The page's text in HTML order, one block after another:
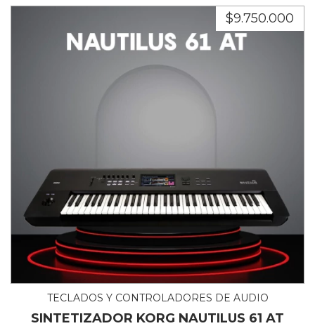
$9.750.000
TECLADOS Y CONTROLADORES DE AUDIO
SINTETIZADOR KORG NAUTILUS 61 AT